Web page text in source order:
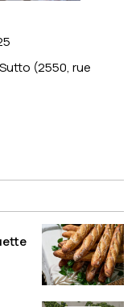
(2550, rue